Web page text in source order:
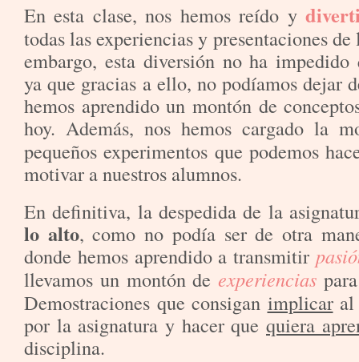
En esta clase, nos hemos reído y
todas las experiencias y presentaciones
embargo, esta diversión no ha
ya que gracias a ello, no podíamos dejar
hemos aprendido un montón de
hoy. Además, nos hemos cargado la
pequeños experimentos que podemos
motivar a nuestros alumnos.
En definitiva, la despedida de la
lo alto, como no podía ser de otra
donde hemos aprendido a transmitir
llevamos un montón deexperiencias
Demostraciones que consigan implicaral
por la asignatura y hacer que quiera
disciplina.